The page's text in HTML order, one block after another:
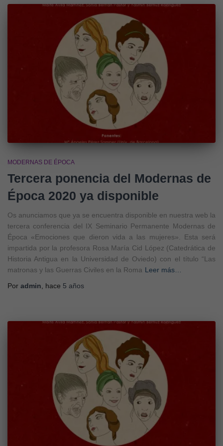
MODERNAS DE ÉPOCA
Tercera ponencia del Modernas de
Época 2020 ya disponible
Os anunciamos que ya se encuentra disponible en nuestra web la
tercera conferencia del IX Seminario Permanente Modernas de
Época «Emociones que dieron vida a las mujeres». Esta será
impartida por la profesora Rosa María Cid López (Catedrática de
Historia Antigua en la Universidad de Oviedo) con el título “Las
matronas y las Guerras Civiles en la Roma Leer más…
Por admin , hace 5 años